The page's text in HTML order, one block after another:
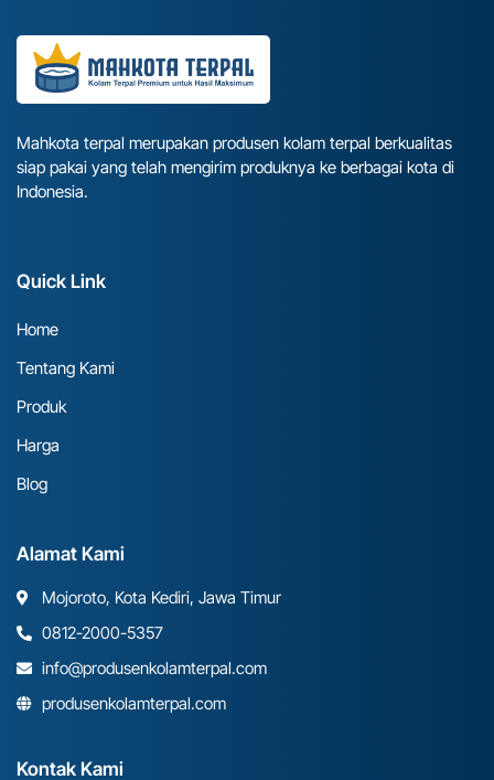
Mahkota terpal merupakan produsen kolam terpal berkualitas
siap pakai yang telah mengirim produknya ke berbagai kota di
Indonesia.
Quick Link
Home
Tentang Kami
Produk
Harga
Blog
Alamat Kami
Mojoroto, Kota Kediri, Jawa Timur
0812-2000-5357
info@produsenkolamterpal.com
produsenkolamterpal.com
Kontak Kami